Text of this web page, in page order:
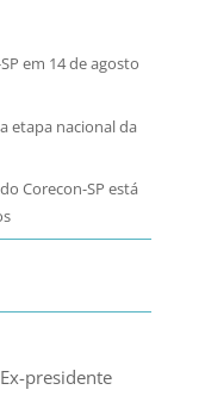
em 14 de agosto
etapa nacional da
Corecon-SP está
Ex-presidente